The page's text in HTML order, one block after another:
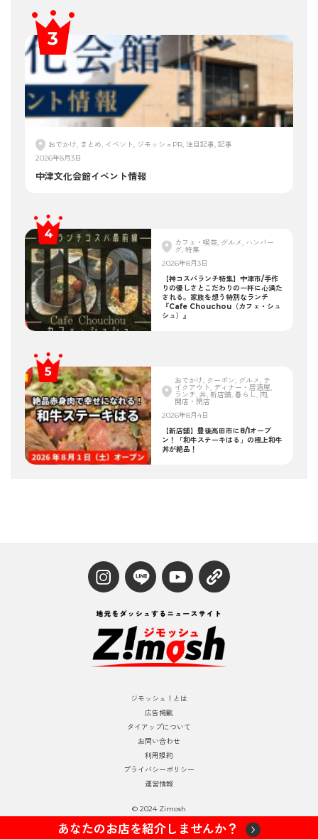
おでかけ, まとめ, イベント, ジモッシュPR, 注目記事, 記事
2026年8月3日
中津文化会館イベント情報
カフェ・喫茶, グルメ, ハンバー
グ, 特集
2026年8月3日
【神コスパランチ特集】中津市/手作
りの優しさとこだわりの一杯に心満た
される。家族を想う特別なランチ
『Cafe Chouchou（カフェ・シュ
シュ）』
おでかけ, クーポン, グルメ, テ
イクアウト, ディナー・居酒屋,
ランチ, 丼, 新店舗, 暮らし, 肉,
開店・閉店
2026年8月4日
【新店舗】豊後高田市に8/1オープ
ン！「和牛ステーキはる」の極上和牛
丼が絶品！
ジモッシュ！とは
広告掲載
タイアップについて
お問い合わせ
利用規約
プライバシーポリシー
運営情報
© 2024 Zimosh
あなたのお店を紹介しませんか？